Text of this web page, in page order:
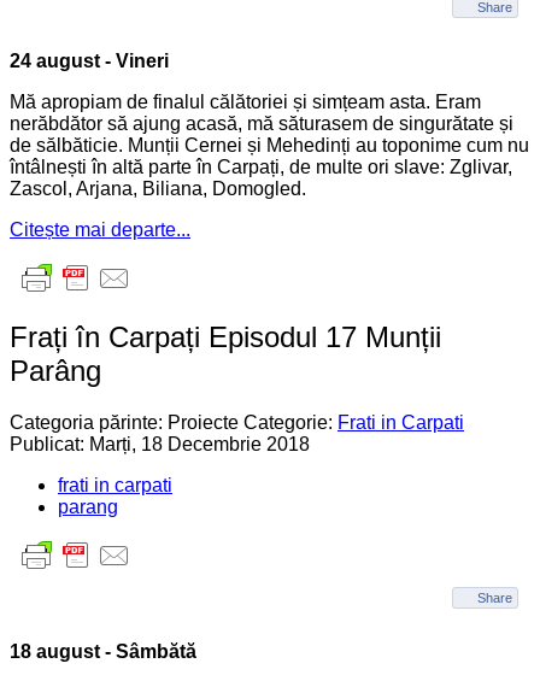
Share
24 august - Vineri
Mă apropiam de finalul călătoriei și simțeam asta. Eram
nerăbdător să ajung acasă, mă săturasem de singurătate și
de sălbăticie. Munții Cernei și Mehedinți au toponime cum nu
întâlnești în altă parte în Carpați, de multe ori slave: Zglivar,
Zascol, Arjana, Biliana, Domogled.
Citește mai departe...
Frați în Carpați Episodul 17 Munții
Parâng
Categoria părinte: Proiecte Categorie: Frati in Carpati
Publicat: Marți, 18 Decembrie 2018
frati in carpati
parang
Share
18 august - Sâmbătă